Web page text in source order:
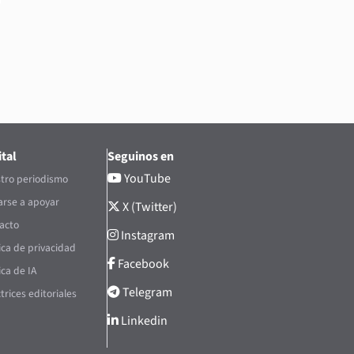
periodismo
a apoyar
de privacidad
de IA
editoriales
Seguinos en
YouTube
X (Twitter)
Instagram
Facebook
Telegram
Linkedin